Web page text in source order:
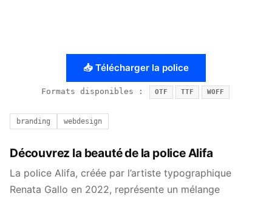
📥 Télécharger la police
Formats disponibles : OTF TTF WOFF
branding webdesign
Découvrez la beauté de la police Alifa
La police Alifa, créée par l’artiste typographique
Renata Gallo en 2022, représente un mélange